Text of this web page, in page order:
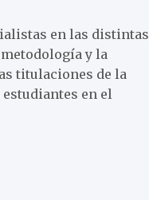
en las distintas
y la
titulaciones de la
en el